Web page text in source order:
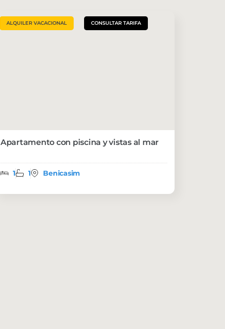
ALQUILER VACACIONAL CONSULTAR TARIFA
Apartamento con piscina y vistas al mar
1 1 Benicasim